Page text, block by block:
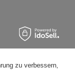
zu verbessern,